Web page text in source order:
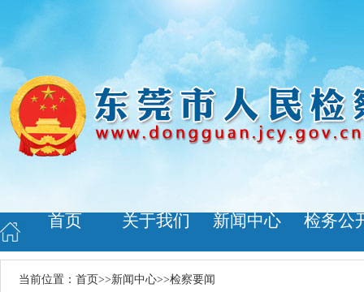
首页 关于我们 新闻中心 检务公
当前位置： 首页>>新闻中心>>检察要闻